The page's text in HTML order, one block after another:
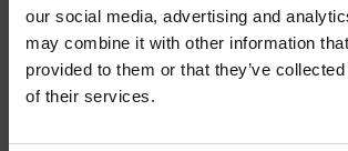
our social media, advertising and
may combine it with other information
provided to them or that they’ve
of their services.
ISCRIVITI ALLA